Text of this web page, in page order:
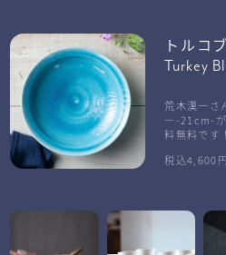
トルコ
Turkey
荒木漢一さ
ー-21cm-
料無料です！
税込4,600円